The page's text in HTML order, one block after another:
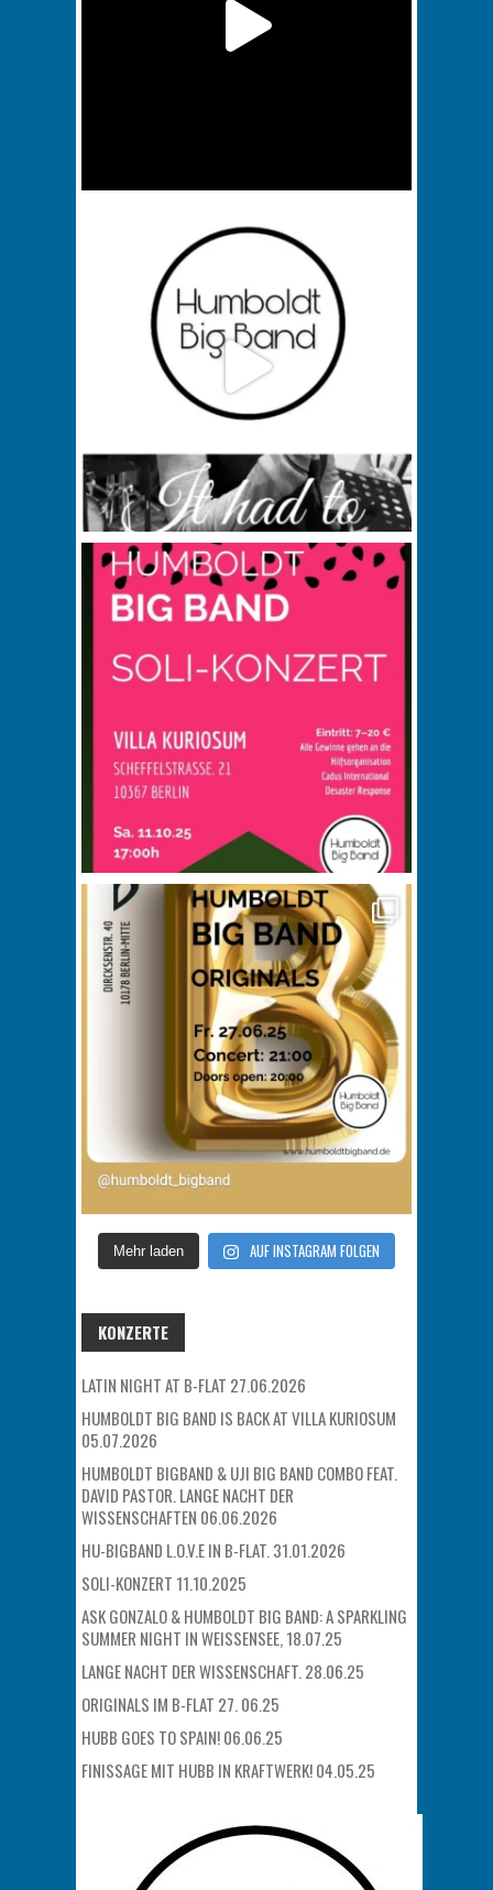
Mehr laden AUF INSTAGRAM FOLGEN
KONZERTE
LATIN NIGHT AT B-FLAT 27.06.2026
HUMBOLDT BIG BAND IS BACK AT VILLA KURIOSUM
05.07.2026
HUMBOLDT BIGBAND & UJI BIG BAND COMBO FEAT.
DAVID PASTOR. LANGE NACHT DER
WISSENSCHAFTEN 06.06.2026
HU-BIGBAND L.O.V.E IN B-FLAT. 31.01.2026
SOLI-KONZERT 11.10.2025
ASK GONZALO & HUMBOLDT BIG BAND: A SPARKLING
SUMMER NIGHT IN WEISSENSEE, 18.07.25
LANGE NACHT DER WISSENSCHAFT. 28.06.25
ORIGINALS IM B-FLAT 27. 06.25
HUBB GOES TO SPAIN! 06.06.25
FINISSAGE MIT HUBB IN KRAFTWERK! 04.05.25